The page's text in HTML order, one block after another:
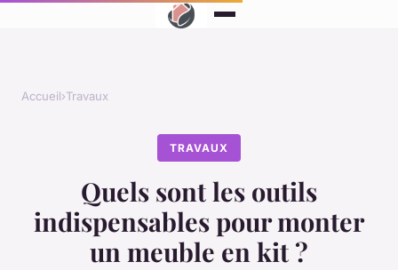
Accueil›Travaux
TRAVAUX
Quels sont les outils
indispensables pour monter
un meuble en kit ?